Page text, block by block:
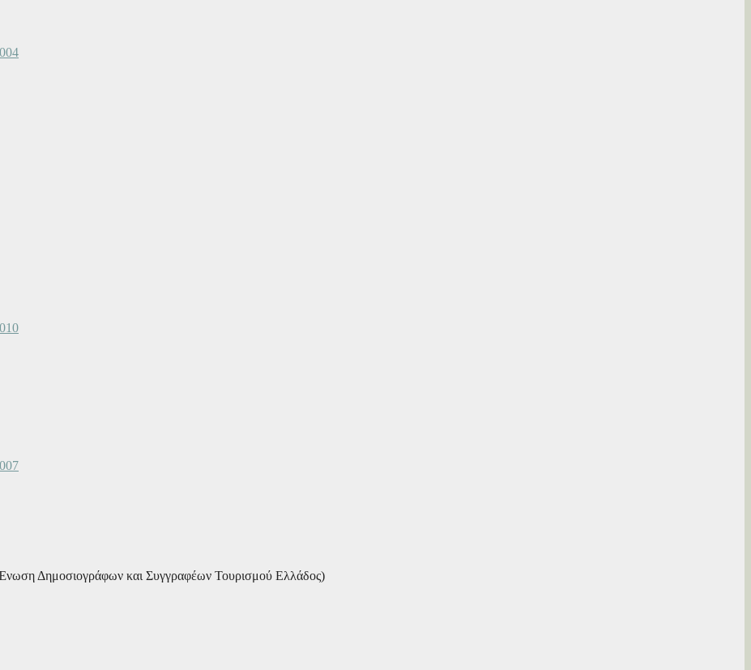
Δημοσιογράφων και Συγγραφέων Τουρισμού Ελλάδος)